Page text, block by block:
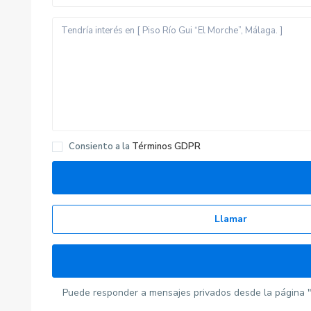
Consiento a la Términos GDPR
Llamar
Puede responder a mensajes privados desde la
676843252 Lucía450 €
gastos
/mes +
gastos
Copyright 2022 | Alquiler Docente. Todos los derechos